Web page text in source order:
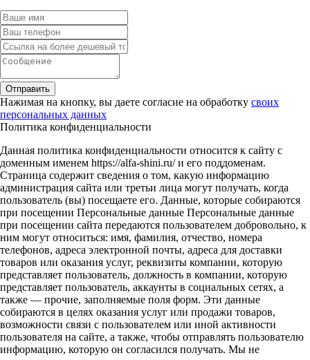
Отправить
Нажимая на кнопку, вы даете согласие на обработку своих
персональных данных
Политика конфиденциальности
Данная политика конфиденциальности относится к сайту с
доменным именем https://alfa-shini.ru/ и его поддоменам.
Страница содержит сведения о том, какую информацию
администрация сайта или третьи лица могут получать, когда
пользователь (вы) посещаете его. Данные, которые собираются
при посещении Персональные данные Персональные данные
при посещении сайта передаются пользователем добровольно, к
ним могут относиться: имя, фамилия, отчество, номера
телефонов, адреса электронной почты, адреса для доставки
товаров или оказания услуг, реквизиты компании, которую
представляет пользователь, должность в компании, которую
представляет пользователь, аккаунты в социальных сетях, а
также — прочие, заполняемые поля форм. Эти данные
собираются в целях оказания услуг или продажи товаров,
возможности связи с пользователем или иной активности
пользователя на сайте, а также, чтобы отправлять пользователю
информацию, которую он согласился получать. Мы не